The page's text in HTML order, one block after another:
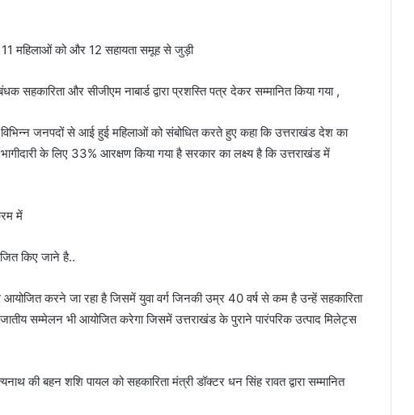
11 महिलाओं को और 12 सहायता समूह से जुड़ी
सहकारिता और सीजीएम नाबार्ड द्वारा प्रशस्ति पत्र देकर सम्मानित किया गया ,
जनपदों से आई हुई महिलाओं को संबोधित करते हुए कहा कि उत्तराखंड देश का
के लिए 33% आरक्षण किया गया है सरकार का लक्ष्य है कि उत्तराखंड में
में
किए जाने है..
आयोजित करने जा रहा है जिसमें युवा वर्ग जिनकी उम्र 40 वर्ष से कम है उन्हें सहकारिता
सम्मेलन भी आयोजित करेगा जिसमें उत्तराखंड के पुराने पारंपरिक उत्पाद मिलेट्स
की बहन शशि पायल को सहकारिता मंत्री डॉक्टर धन सिंह रावत द्वारा सम्मानित